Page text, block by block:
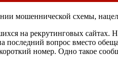
мошеннической схемы,
на рекрутинговых сайтах.
вопрос вместо
номер. Одно такое